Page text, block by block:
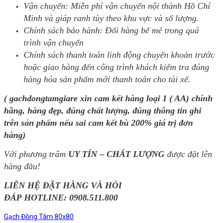
Vận chuyển: Miễn phí vận chuyển nội thành Hồ Chí
Minh và giáp ranh tùy theo khu vực và số lượng.
Chính sách bảo hành: Đổi hàng bể mẻ trong quá
trình vận chuyển
Chính sách thanh toán linh động chuyển khoản trước
hoặc giao hàng đến công trình khách kiểm tra đúng
hàng hóa sản phẩm mới thanh toán cho tài xế.
( gachdongtamgiare xin cam kết hàng loại 1 ( AA) chính
hãng, hàng đẹp, đúng chất lượng, đúng thông tin ghi
trên sản phẩm nếu sai cam kết bù 200% giá trị đơn
hàng)
Với phương trâm UY TÍN – CHẤT LƯỢNG được đặt lên
hàng đầu!
LIÊN HỆ ĐẶT HÀNG VÀ HỎI
ĐÁP HOTLINE: 0908.511.800
Gạch Đồng Tâm 80x80